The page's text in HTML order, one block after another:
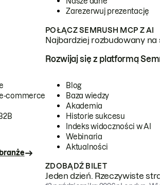
Zarezerwuj prezentację
POŁĄCZ SEMRUSH MCP Z AI
Najbardziej rozbudowany
commerce
Rozwijaj się z platformą
Blog
Baza wiedzy
Akademia
Historie sukcesu
Indeks widoczności w AI
Webinaria
Aktualności
ZDOBĄDŹ BILET
Jeden dzień. Rzeczywiste